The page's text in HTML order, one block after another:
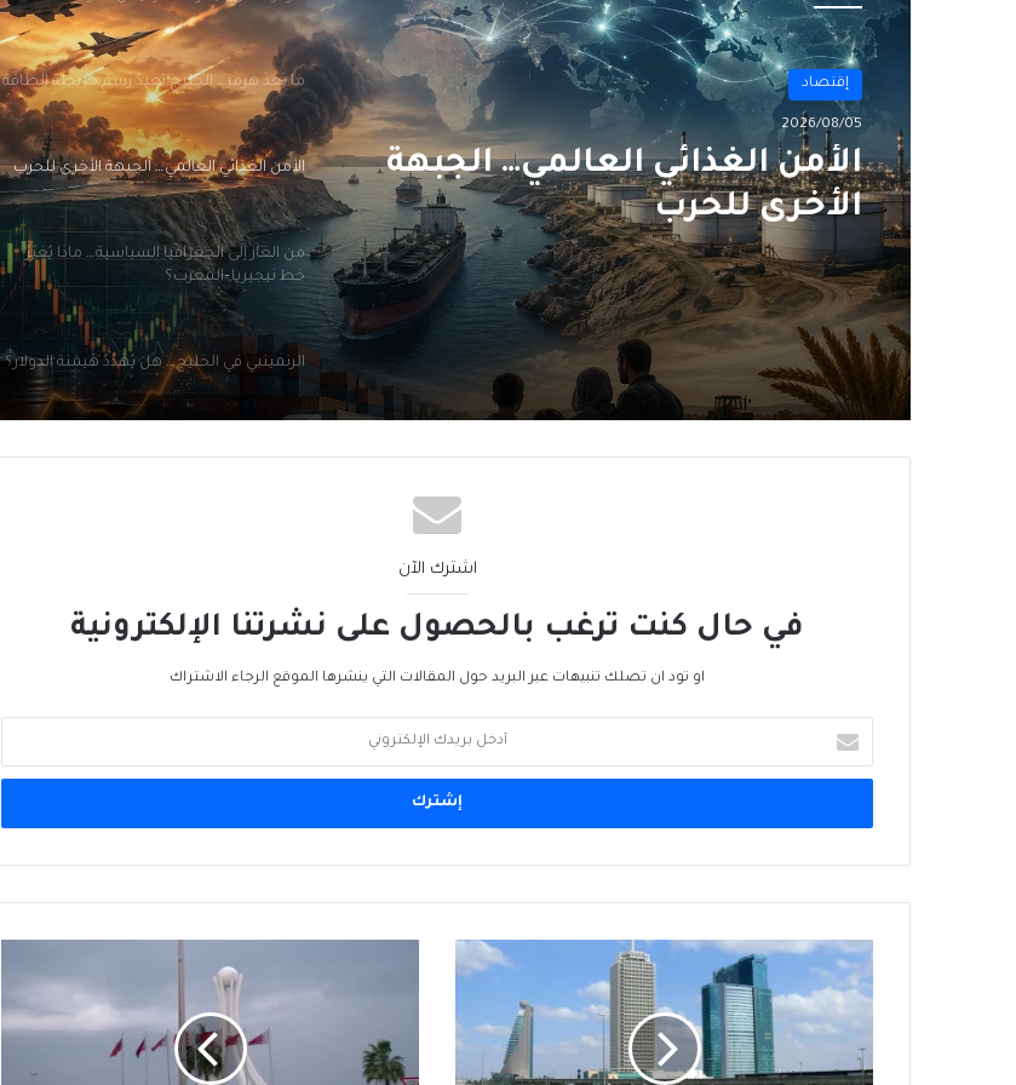
أول
2026/08/02
من الغاز إلى الجغرافيا
السياسية… ماذا يُغيّرُ خط
نيجيريا–المغرب؟
الأمن الغذائي العالمي… الجبهة الأخرى للحرب
من الغاز إلى الجغرافيا السياسية… ماذا يُغيّرُ
خط نيجيريا–المغرب؟
الرنمينبي في الخليج… هل يُهَدِّدُ هَيمَنَةَ الدولار؟
ميناء ينبع السعودي: بوّابة بديلة لمضيق
هرمز… لكن البحر الأحمر ليس أكثر أمانًا
من الغاز إلى الجغرافيا السياسية… ماذا يُغيّرُ
خط نيجيريا–المغرب؟
هرمز… لكن البحر الأحمر ليس أكثر أمانًا
اشترك الآن
في حال كنت ترغب بالحصول على نشرتنا الإلكترونية
او تود ان تصلك تنبيهات عبر البريد حول المقالات التي ينشرها الموقع الرجاء الاشتراك
بريدك
الإلكتروني
تجارة
دبي
178
دولار
في
الألومنيوم